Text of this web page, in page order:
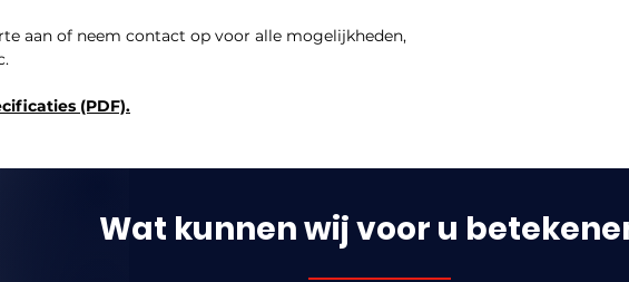
aan of neem contact op voor alle mogelijkheden,
(PDF).
Wat kunnen wij voor u